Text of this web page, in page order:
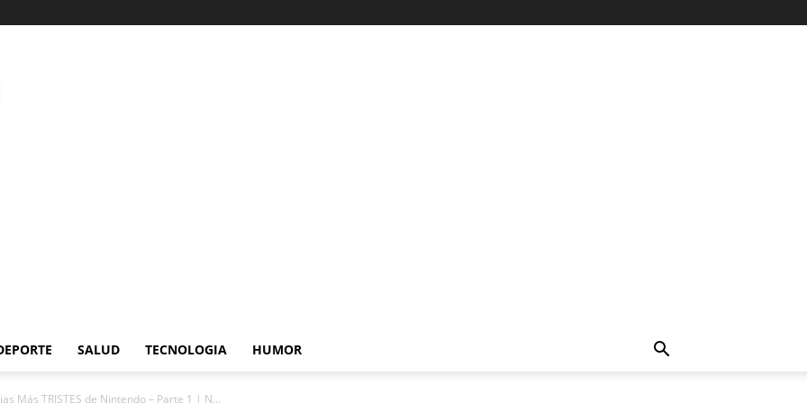
SALUD TECNOLOGIA HUMOR
Más TRISTES de Nintendo – Parte 1 | N...